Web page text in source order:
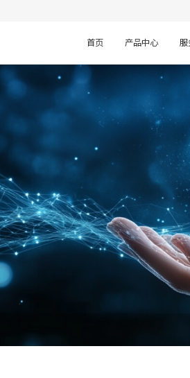
首页 产品中心